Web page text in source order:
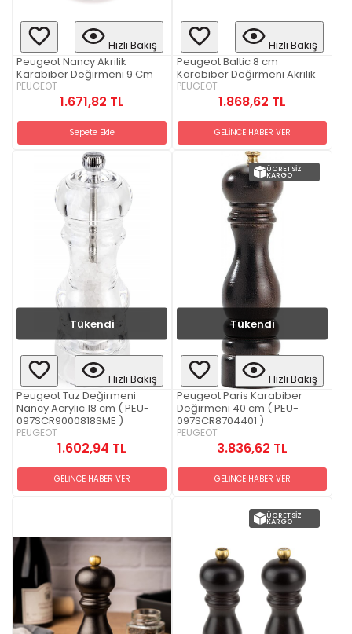
Hızlı Bakış
Peugeot Nancy Akrilik
Karabiber Değirmeni 9 Cm
PEUGEOT
1.671,82 TL
Sepete Ekle
Hızlı Bakış
Peugeot Baltic 8 cm
Karabiber Değirmeni Akrilik
PEUGEOT
1.868,62 TL
GELİNCE HABER VER
Tükendi
Hızlı Bakış
Peugeot Tuz Değirmeni
Nancy Acrylic 18 cm ( PEU-
097SCR9000818SME )
PEUGEOT
1.602,94 TL
GELİNCE HABER VER
ÜCRETSIZ
KARGO
Tükendi
Hızlı Bakış
Peugeot Paris Karabiber
Değirmeni 40 cm ( PEU-
097SCR8704401 )
PEUGEOT
3.836,62 TL
GELİNCE HABER VER
ÜCRETSIZ
KARGO